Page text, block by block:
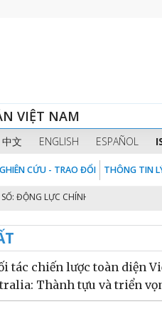
VIỆT NAM
中文 ENGLISH ESPAÑOL
CỨU - TRAO ĐỔI THÔNG TIN
LỰC CHÍNH CHO MÔ HÌNH TĂNG
tác chiến lược toàn diện
Thành tựu và triển